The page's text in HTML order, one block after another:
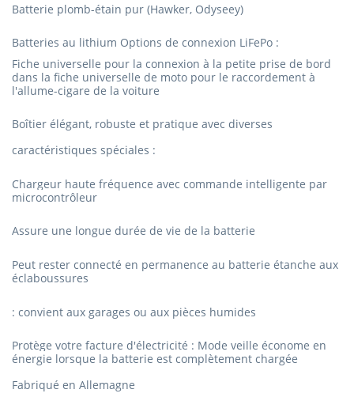
Batterie plomb-étain pur (Hawker, Odyseey)
Batteries au lithium Options de connexion LiFePo :
Fiche universelle pour la connexion à la petite prise de bord
dans la fiche universelle de moto pour le raccordement à
l'allume-cigare de la voiture
Boîtier élégant, robuste et pratique avec diverses
caractéristiques spéciales :
Chargeur haute fréquence avec commande intelligente par
microcontrôleur
Assure une longue durée de vie de la batterie
Peut rester connecté en permanence au batterie étanche aux
éclaboussures
: convient aux garages ou aux pièces humides
Protège votre facture d'électricité : Mode veille économe en
énergie lorsque la batterie est complètement chargée
Fabriqué en Allemagne